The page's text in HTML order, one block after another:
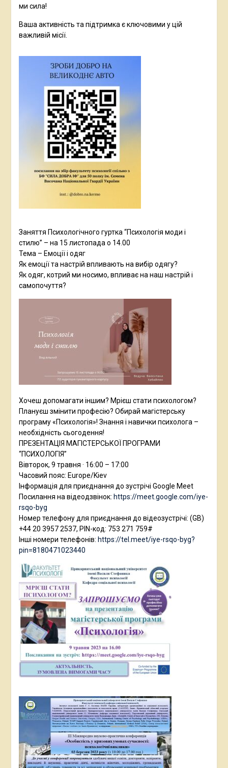
ми сила!
Ваша активність та підтримка є ключовими у цій
важливій місії.
Заняття Психологічного гуртка “Психологія моди і
стилю” – на 15 листопада о 14.00
Тема – Емоції і одяг
Як емоції та настрій впливають на вибір одягу?
Як одяг, котрий ми носимо, впливає на наш настрій і
самопочуття?
Хочеш допомагати іншим? Мрієш стати психологом?
Плануєш змінити професію? Обирай магістерську
програму «Психологія»! Знання і навички психолога –
необхідність сьогодення!
ПРЕЗЕНТАЦІЯ МАГІСТЕРСЬКОЇ ПРОГРАМИ
“ПСИХОЛОГІЯ”
Вівторок, 9 травня · 16:00 – 17:00
Часовий пояс: Europe/Kiev
Інформація для приєднання до зустрічі Google Meet
Посилання на відеодзвінок: https://meet.google.com/iye-
rsqo-byg
Номер телефону для приєднання до відеозустрічі: ‪(GB)
+44 20 3957 2537‬, PIN-код: ‪753 271 759‬#
Інші номери телефонів: https://tel.meet/iye-rsqo-byg?
pin=8180471023440